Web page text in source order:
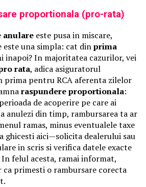
proportionala (pro-rata)
anulare este pusa in miscare,
una simpla: cat dinprima
inapoi? In majoritatea cazurilor, vei
rata, adica asiguratorul
prima pentru RCA aferenta zilelor
raspundere proportionala:
de acoperire pe care ai
anulezi din timp, rambursarea ta ar
ramas, minus eventualele taxe
ghicesti aici—solicita dealerului sau
in scris si verifica datele exacte
felul acesta, ramai informat,
ca primesti o rambursare corecta